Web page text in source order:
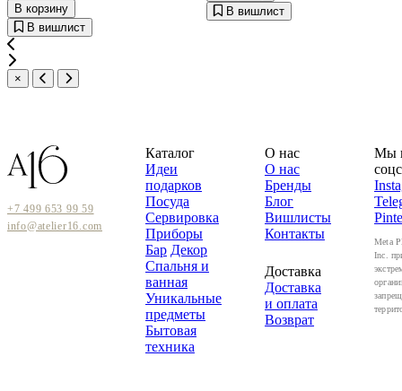
В корзину
В вишлист
В вишлист
×
+7 499 653 99 59
info@atelier16.com
Каталог
Идеи
подарков
Посуда
Сервировка
Приборы
Бар Декор
Спальня и
ванная
Уникальные
предметы
Бытовая
техника
О нас
О нас
Бренды
Блог
Вишлисты
Контакты
Доставка
Доставка
и оплата
Возврат
Мы
Meta
Inc.